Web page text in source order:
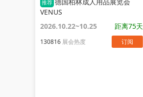
推荐
VENUS
2026.10.22~10.25
距离75天
130816 展会热度 订阅